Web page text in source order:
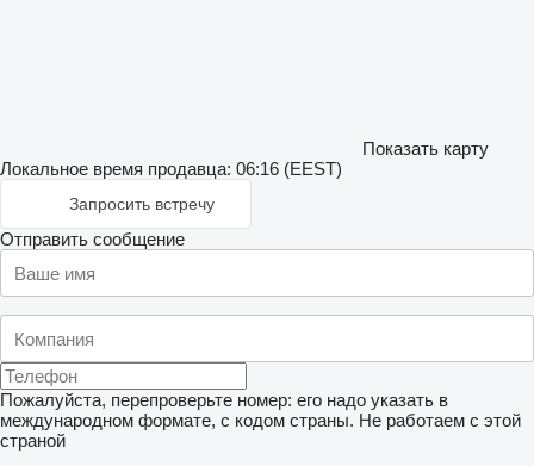
Показать карту
Локальное время продавца: 06:16 (EEST)
Запросить встречу
Отправить сообщение
Пожалуйста, перепроверьте номер: его надо указать в
международном формате, с кодом страны. Не работаем с этой
страной